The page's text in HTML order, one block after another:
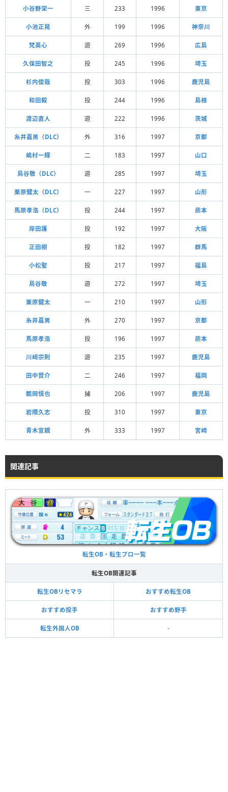
小谷野栄一 三 233 1996 東京
小池正晃 外 199 1996 神奈川
梵英心 遊 269 1996 広島
久保田智之 投 245 1996 埼玉
杉内俊哉 投 303 1996 鹿児島
和田毅 投 244 1996 島根
渡辺直人 遊 222 1996 茨城
糸井嘉男（DLC） 外 316 1997 京都
嶋村一輝 二 183 1997 山口
鳥谷敬（DLC） 遊 285 1997 埼玉
栗原健太（DLC） 一 227 1997 山形
馬原孝浩（DLC） 投 244 1997 熊本
岸田護 投 192 1997 大阪
正田樹 投 182 1997 群馬
小松聖 投 217 1997 福島
鳥谷敬 遊 272 1997 埼玉
栗原健太 一 210 1997 山形
糸井嘉男 外 270 1997 京都
馬原孝浩 投 196 1997 熊本
川﨑宗則 遊 235 1997 鹿児島
田中賢介 二 246 1997 福岡
鶴岡慎也 捕 206 1997 鹿児島
岩隈久志 投 310 1997 東京
青木宣親 外 333 1997 宮崎
関連記事
転生OB・転生プロ一覧
転生OB関連記事
転生OBリセマラ おすすめ転生OB
おすすめ投手 おすすめ野手
転生外国人OB -